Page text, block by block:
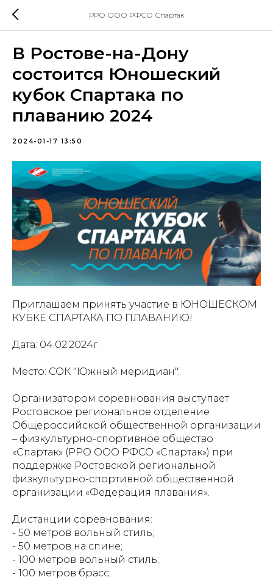
РРО ООО РФСО Спартак
В Ростове-на-Дону
состоится Юношеский
кубок Спартака по
плаванию 2024
2024-01-17 13:50
Приглашаем принять участие в ЮНОШЕСКОМ
КУБКЕ СПАРТАКА ПО ПЛАВАНИЮ!
Дата: 04.02.2024г.
Место: СОК "Южный меридиан".
Организатором соревнования выступает
Ростовское региональное отделение
Общероссийской общественной организации
– физкультурно-спортивное общество
«Спартак» (РРО ООО РФСО «Спартак») при
поддержке Ростовской региональной
физкультурно-спортивной общественной
организации «Федерация плавания».
Дистанции соревнования:
- 50 метров вольный стиль;
- 50 метров на спине;
- 100 метров вольный стиль;
- 100 метров брасс;